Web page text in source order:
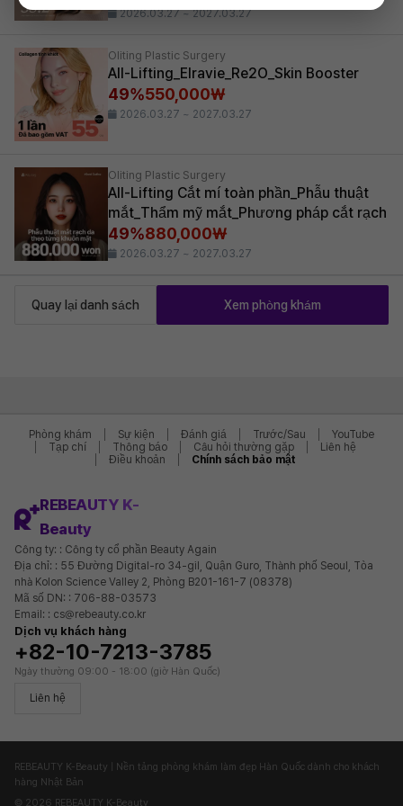
2026.03.27 ~ 2027.03.27
Oliting Plastic Surgery
All-Lifting_Elravie_Re2O_Skin Booster
49%550,000₩
2026.03.27 ~ 2027.03.27
Oliting Plastic Surgery
All-Lifting Cắt mí toàn phần_Phẫu thuật
mắt_Thẩm mỹ mắt_Phương pháp cắt rạch
49%880,000₩
2026.03.27 ~ 2027.03.27
Quay lại danh sách Xem phòng khám
Phòng khám Sự kiện Đánh giá Trước/Sau
YouTube
Tạp chí
Thông báo Câu hỏi thường gặp
Liên hệ
Điều khoản
Chính sách bảo mật
REBEAUTY K-
Beauty
Công ty: : Công ty cổ phần Beauty Again
Địa chỉ: : 55 Đường Digital-ro 34-gil, Quận Guro, Thành phố Seoul, Tòa
nhà Kolon Science Valley 2, Phòng B201-161-7 (08378)
Mã số DN: : 706-88-03573
Email: : cs@rebeauty.co.kr
Dịch vụ khách hàng
+82-10-7213-3785
Ngày thường 09:00 - 18:00 (giờ Hàn Quốc)
Liên hệ
REBEAUTY K-Beauty | Nền tảng phòng khám làm đẹp Hàn Quốc dành cho khách
hàng Nhật Bản
© 2026 REBEAUTY K-Beauty